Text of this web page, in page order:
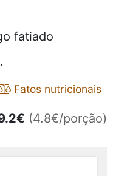
fatiado
Fatos nutricionais
€ (4.8€/porção)